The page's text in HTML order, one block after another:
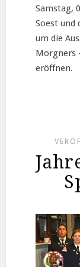
Samstag,
Soest und
um die
Morgners
eröffnen.